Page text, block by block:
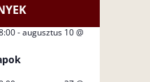
-augusztus 10 @